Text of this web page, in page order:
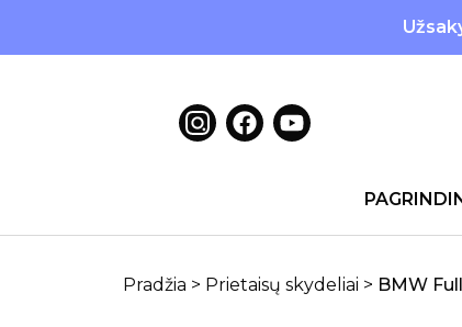
Pradžia > Prietaisų skydeliai > BMW